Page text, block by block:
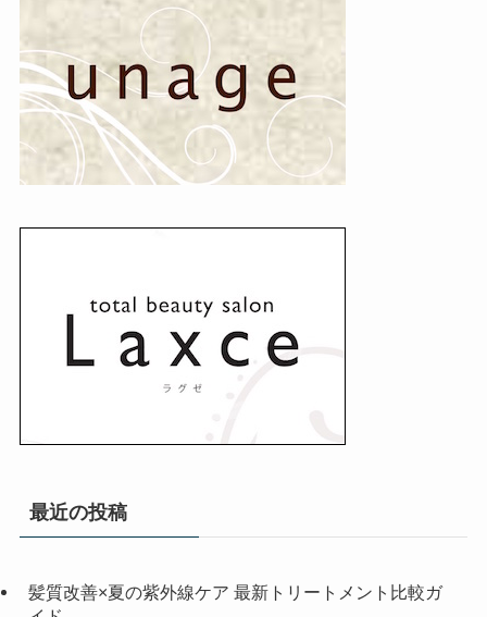
最近の投稿
髪質改善×夏の紫外線ケア 最新トリートメント比較ガ